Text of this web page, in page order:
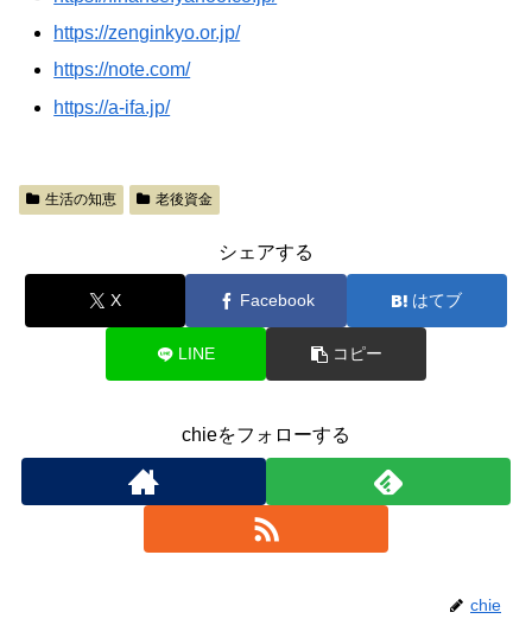
https://zenginkyo.or.jp/
https://note.com/
https://a-ifa.jp/
生活の知恵 老後資金
シェアする
X Facebook はてブ
LINE コピー
chieをフォローする
chie